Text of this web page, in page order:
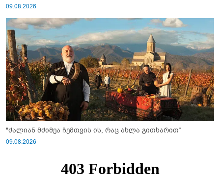
09.08.2026
"ძალიან მძიმეა ჩემთვის ის, რაც ახლა გითხარით“
09.08.2026